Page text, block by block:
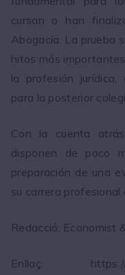
cursan o han
Abogacía. La prueba
hitos más
la profesión jurídica,
para la posterior
Con la cuenta
disponen de poco
preparación de una
su carrera profesional
Redacció: Economist
Enllaç: https://